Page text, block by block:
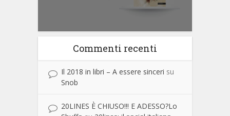
Commenti recenti
Il 2018 in libri – A essere sinceri su
Snob
20LINES È CHIUSO!!! E ADESSO?Lo